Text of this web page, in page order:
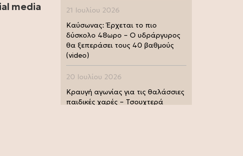
media
21 Ιουλίου 2026
Καύσωνας: Έρχεται το πιο
δύσκολο 48ωρο – Ο υδράργυρος
θα ξεπεράσει τους 40 βαθμούς
(video)
20 Ιουλίου 2026
Κραυγή αγωνίας για τις θαλάσσιες
παιδικές χαρές – Τσουχτερά